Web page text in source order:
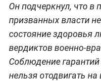
Он подчеркнул, что в
призванных власти
состояние здоровья
вердиктов военно-
Соблюдение
нельзя отодвигать на